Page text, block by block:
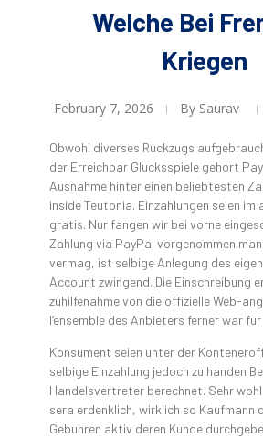
Welche Bei
Kriegen
February 7, 2026 By Saurav
Obwohl diverses Ruckzugs
der Erreichbar Glucksspiele gehort
Ausnahme hinter einen beliebtesten
inside Teutonia. Einzahlungen seien im
gratis. Nur fangen wir bei vorne
Zahlung via PayPal vorgenommen
vermag, ist selbige Anlegung des
Account zwingend. Die Einschreibung
zuhilfenahme von die offizielle Web-
l’ensemble des Anbieters ferner war fur
Konsument seien unter der
selbige Einzahlung jedoch zu handen
Handelsvertreter berechnet. Sehr
sera erdenklich, wirklich so Kaufmann
Gebuhren aktiv deren Kunde